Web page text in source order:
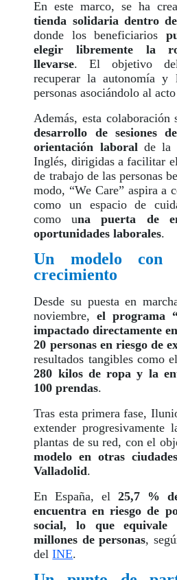
En este marco, se ha
tienda solidaria dentro
donde los beneficiarios
elegir libremente la
llevarse. El objetivo del
recuperar la autonomía
personas asociándolo al
Además, esta colaboración
desarrollo de sesiones
orientación laboralde la
Inglés, dirigidas a facilitar
de trabajo de las personas
modo, “We Care” aspira a
como un espacio de
como una puerta de
oportunidades laborales.
Un modelo con
crecimiento
Desde su puesta en
noviembre, el programa
impactado directamente
20 personas en riesgo de
resultados tangibles como
280 kilos de ropa y la
100 prendas.
Tras esta primera fase,
extender progresivamente
plantas de su red, con el
modelo en otras
Valladolid.
En España, el25,7 %
encuentra en riesgo de
social, lo que
millones de personas,
delINE.